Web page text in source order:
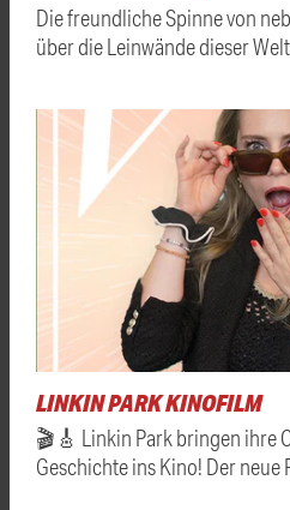
Die freundliche Spinne von
über die Leinwände dieser
LINKIN PARK KINOFILM
🎬🎸 Linkin Park bringen ihre
Geschichte ins Kino! Der